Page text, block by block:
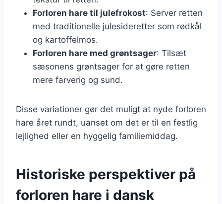
Forloren hare til julefrokost: Server retten
med traditionelle julesideretter som rødkål
og kartoffelmos.
Forloren hare med grøntsager: Tilsæt
sæsonens grøntsager for at gøre retten
mere farverig og sund.
Disse variationer gør det muligt at nyde forloren
hare året rundt, uanset om det er til en festlig
lejlighed eller en hyggelig familiemiddag.
Historiske perspektiver på
forloren hare i dansk